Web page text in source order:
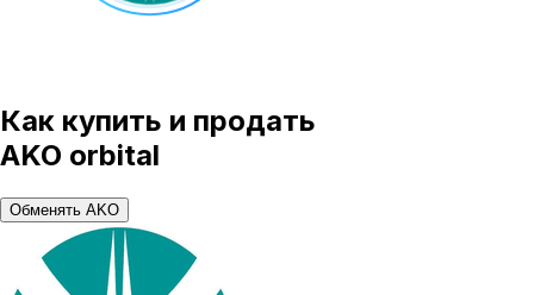
Как купить и продать
AKO orbital
Обменять AKO